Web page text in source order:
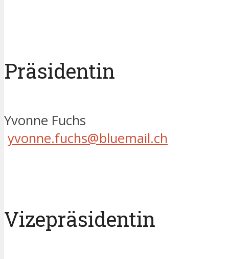
Präsidentin
Yvonne Fuchs
yvonne.fuchs@bluemail.ch
Vizepräsidentin